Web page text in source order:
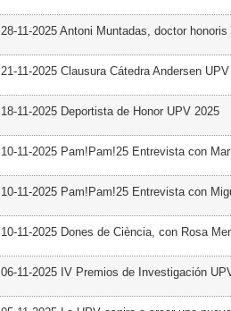
28-11-2025 Antoni Muntadas, doctor
21-11-2025 Clausura Cátedra Andersen UPV
18-11-2025 Deportista de Honor UPV 2025
10-11-2025 Pam!Pam!25 Entrevista con
10-11-2025 Pam!Pam!25 Entrevista con
10-11-2025 Dones de Ciència, con Rosa
06-11-2025 IV Premios de Investigación